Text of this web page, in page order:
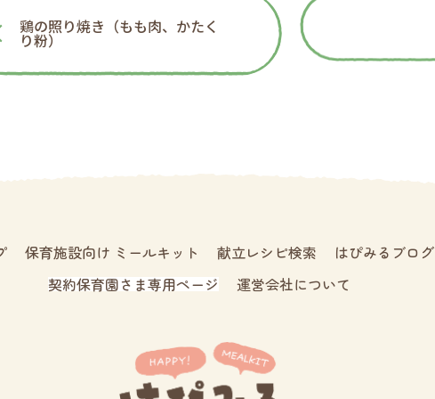
鶏の照り焼き（もも肉、かたく
り粉）
保育施設向け ミールキット 献立レシピ検索
はぴみるブログ
契約保育園さま専用ページ
運営会社について